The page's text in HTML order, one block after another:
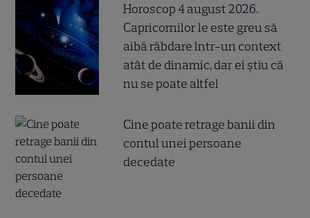
Horoscop 4 august 2026.
Capricornilor le este greu să
aibă răbdare într-un context
atât de dinamic, dar ei știu că
nu se poate altfel
Cine poate retrage banii din
contul unei persoane
decedate